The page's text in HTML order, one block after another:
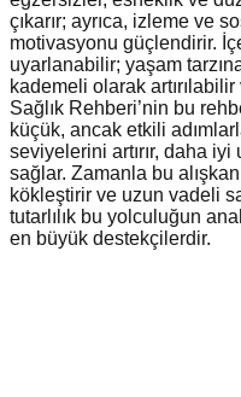
çıkarır; ayrıca, izleme ve
motivasyonu güçlendirir.
uyarlanabilir; yaşam
kademeli olarak
Sağlık Rehberi’nin bu
küçük, ancak etkili
seviyelerini artırır, daha
sağlar. Zamanla bu
kökleştirir ve uzun vadeli
tutarlılık bu yolculuğun
en büyük destekçilerdir.